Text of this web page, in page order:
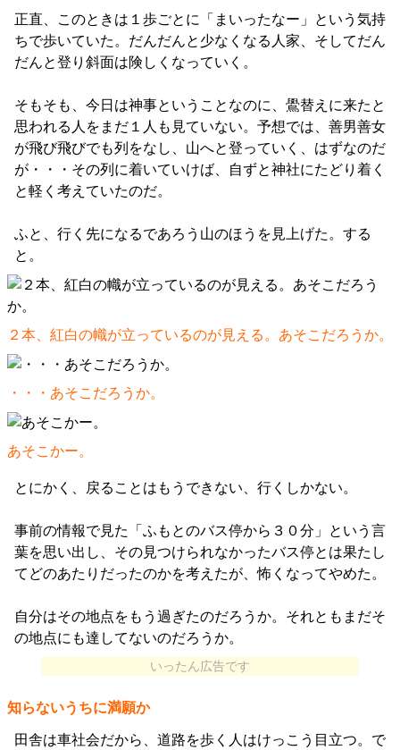
正直、このときは１歩ごとに「まいったなー」という気持
ちで歩いていた。だんだんと少なくなる人家、そしてだん
だんと登り斜面は険しくなっていく。
そもそも、今日は神事ということなのに、鷽替えに来たと
思われる人をまだ１人も見ていない。予想では、善男善女
が飛び飛びでも列をなし、山へと登っていく、はずなのだ
が・・・その列に着いていけば、自ずと神社にたどり着く
と軽く考えていたのだ。
ふと、行く先になるであろう山のほうを見上げた。する
と。
２本、紅白の幟が立っているのが見える。あそこだろうか。
・・・あそこだろうか。
あそこかー。
とにかく、戻ることはもうできない、行くしかない。
事前の情報で見た「ふもとのバス停から３０分」という言
葉を思い出し、その見つけられなかったバス停とは果たし
てどのあたりだったのかを考えたが、怖くなってやめた。
自分はその地点をもう過ぎたのだろうか。それともまだそ
の地点にも達してないのだろうか。
いったん広告です
知らないうちに満願か
田舎は車社会だから、道路を歩く人はけっこう目立つ。で